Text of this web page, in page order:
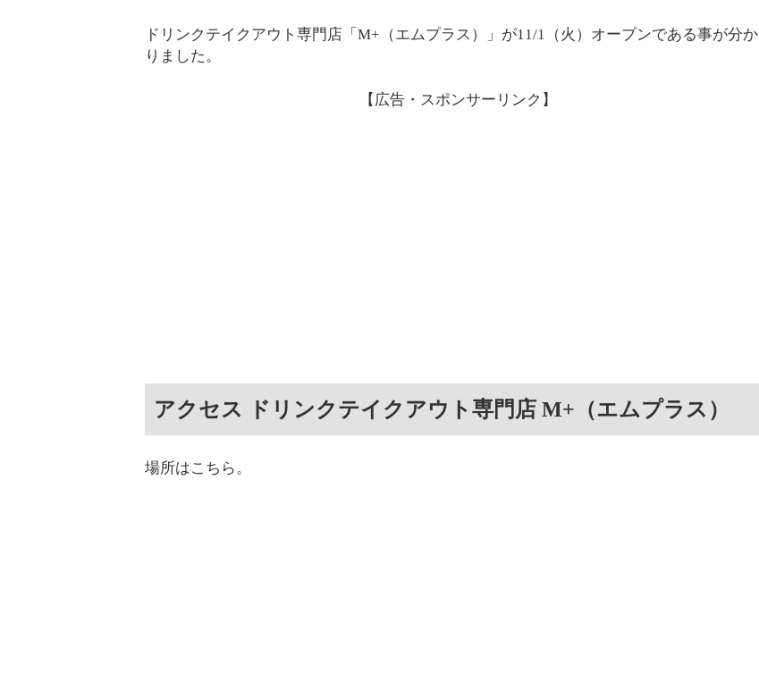
ドリンクテイクアウト専門店「M+（エムプラス）」が11/1（火）オープンである事が分か
りました。
【広告・スポンサーリンク】
アクセス ドリンクテイクアウト専門店 M+（エムプラス）
場所はこちら。